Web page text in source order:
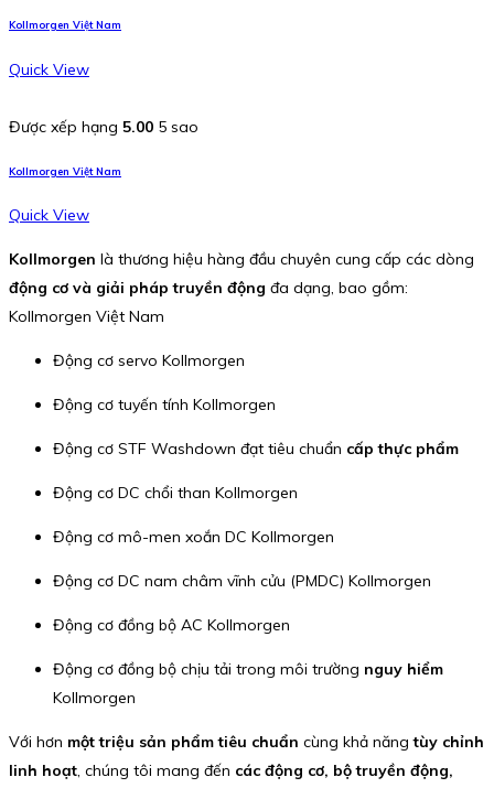
Kollmorgen Việt Nam
Quick View
Được xếp hạng 5.00 5 sao
Kollmorgen Việt Nam
Quick View
Kollmorgen là thương hiệu hàng đầu chuyên cung cấp các dòng
động cơ và giải pháp truyền động đa dạng, bao gồm:
Kollmorgen Việt Nam
Động cơ servo Kollmorgen
Động cơ tuyến tính Kollmorgen
Động cơ STF Washdown đạt tiêu chuẩn cấp thực phẩm
Động cơ DC chổi than Kollmorgen
Động cơ mô-men xoắn DC Kollmorgen
Động cơ DC nam châm vĩnh cửu (PMDC) Kollmorgen
Động cơ đồng bộ AC Kollmorgen
Động cơ đồng bộ chịu tải trong môi trường nguy hiểm
Kollmorgen
Với hơn một triệu sản phẩm tiêu chuẩn cùng khả năngtùy chỉnh
linh hoạt, chúng tôi mang đến các động cơ, bộ truyền động,